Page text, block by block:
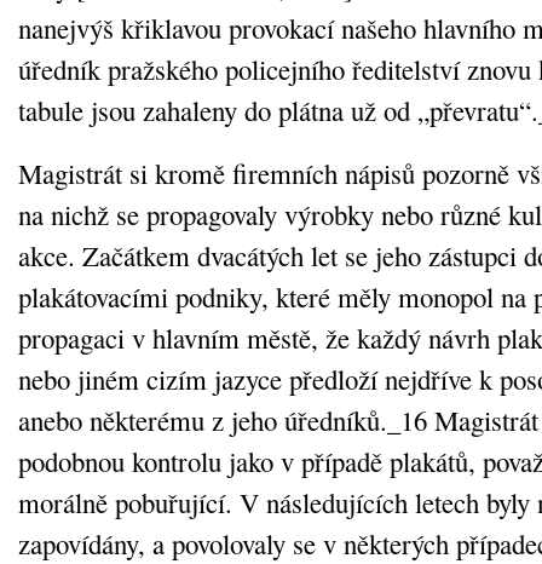
nanejvýš křiklavou provokací našeho hlavního
úředník pražského policejního ředitelství znovu
tabule jsou zahaleny do plátna už od
Magistrát si kromě firemních nápisů pozorně
na nichž se propagovaly výrobky nebo různé
akce. Začátkem dvacátých let se jeho zástupci
plakátovacími podniky, které měly monopol na
propagaci v hlavním městě, že každý návrh
nebo jiném cizím jazyce předloží nejdříve k
anebo některému z jeho úředníků._16
podobnou kontrolu jako v případě plakátů,
morálně pobuřující. V následujících letech byly
zapovídány, a povolovaly se v některých